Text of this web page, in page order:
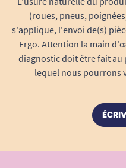
09/03/2023
Ca fonctionne très bien
A. Anonymous
(roues, pneus,
s'applique, l'envoi de(s)
Ergo. Attention la main
diagnostic doit être fait au
lequel nous pourrons